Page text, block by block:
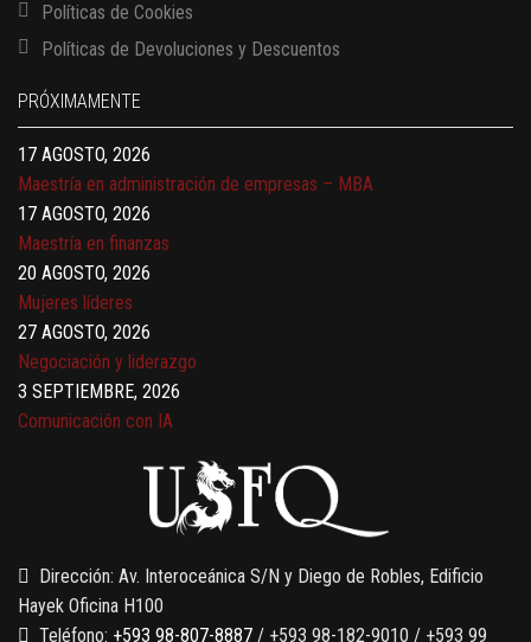
Políticas de Cookies
Políticas de Devoluciones y Descuentos
PRÓXIMAMENTE
13 AGOSTO, 2026
17 AGOSTO, 2026
Gerencia de empresas familiares
17 AGOSTO, 2026
Maestría en administración de empresas – MBA
17 AGOSTO, 2026
Maestría en finanzas
20 AGOSTO, 2026
Mujeres líderes
27 AGOSTO, 2026
Negociación y liderazgo
3 SEPTIEMBRE, 2026
Comunicación con IA
Gobernanza de datos
13 AGOSTO, 2026
Finanzas para no financieros
Dirección: Av. Interoceánica S/N y Diego de Robles, Edificio
Hayek Oficina H100
Teléfono: +593 98-807-8887 / +593 98-182-9010 / +593 99